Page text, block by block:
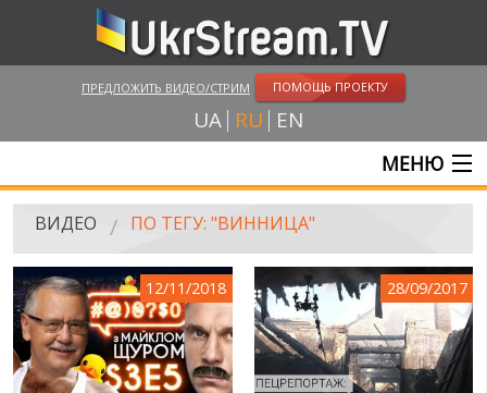
ПРЕДЛОЖИТЬ ВИДЕО/СТРИМ ПОМОЩЬ ПРОЕКТУ
UA RU EN
МЕНЮ
ГЛАВНАЯ
ВИДЕО
UKRSTREAM.TV
ВИДЕО СМИ
ВИДЕО ПО ТЕГУ: "ВИННИЦА"
12/11/2018 28/09/2017